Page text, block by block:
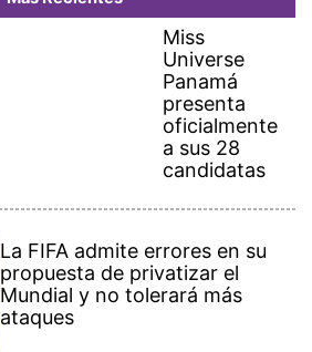
Miss
Universe
Panamá
presenta
oficialmente
a sus 28
candidatas
La FIFA admite errores en su
propuesta de privatizar el
Mundial y no tolerará más
ataques